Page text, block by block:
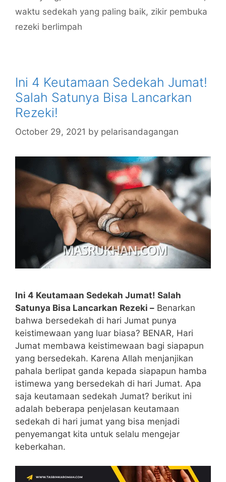
waktu sedekah yang paling baik, zikir pembuka
rezeki berlimpah
Ini 4 Keutamaan Sedekah Jumat!
Salah Satunya Bisa Lancarkan
Rezeki!
October 29, 2021 by pelarisandagangan
Ini 4 Keutamaan Sedekah Jumat! Salah
Satunya Bisa Lancarkan Rezeki – Benarkan
bahwa bersedekah di hari Jumat punya
keistimewaan yang luar biasa? BENAR, Hari
Jumat membawa keistimewaan bagi siapapun
yang bersedekah. Karena Allah menjanjikan
pahala berlipat ganda kepada siapapun hamba
istimewa yang bersedekah di hari Jumat. Apa
saja keutamaan sedekah Jumat? berikut ini
adalah beberapa penjelasan keutamaan
sedekah di hari jumat yang bisa menjadi
penyemangat kita untuk selalu mengejar
keberkahan.